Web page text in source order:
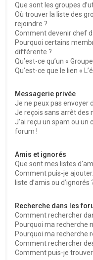
Que sont les groupes
Où trouver la liste des
rejoindre ?
Comment devenir chef
Pourquoi certains
différente ?
Qu’est-ce qu’un «
Qu’est-ce que le lien «
Messagerie privée
Je ne peux pas envoyer
Je reçois sans arrêt des
J’ai reçu un spam ou un
forum !
Amis et ignorés
Que sont mes listes
Comment puis-je
liste d’amis ou d’ignorés
Recherche dans les
Comment rechercher
Pourquoi ma recherche
Pourquoi ma recherche
Comment rechercher
Comment puis-je